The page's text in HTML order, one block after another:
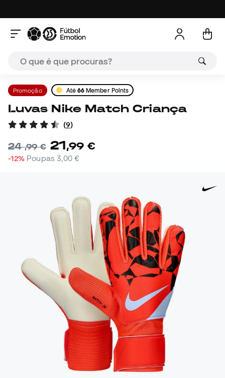
Promoção Até 66 Member Points
Luvas Nike Match Criança
(9)
24,99 € 21,99 €
-12% Poupas 3,00 €